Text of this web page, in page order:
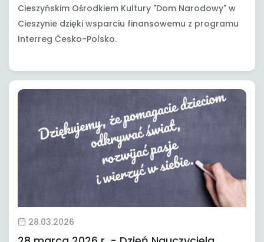
Cieszyńskim Ośrodkiem Kultury "Dom Narodowy" w
Cieszynie dzięki wsparciu finansowemu z programu
Interreg Česko-Polsko.
28.03.2026